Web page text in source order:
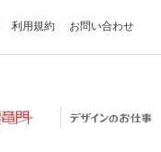
利用規約 お問い合わせ